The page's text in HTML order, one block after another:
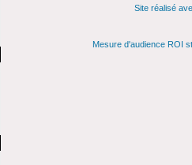
Site réalisé
Mesure d'audience ROI